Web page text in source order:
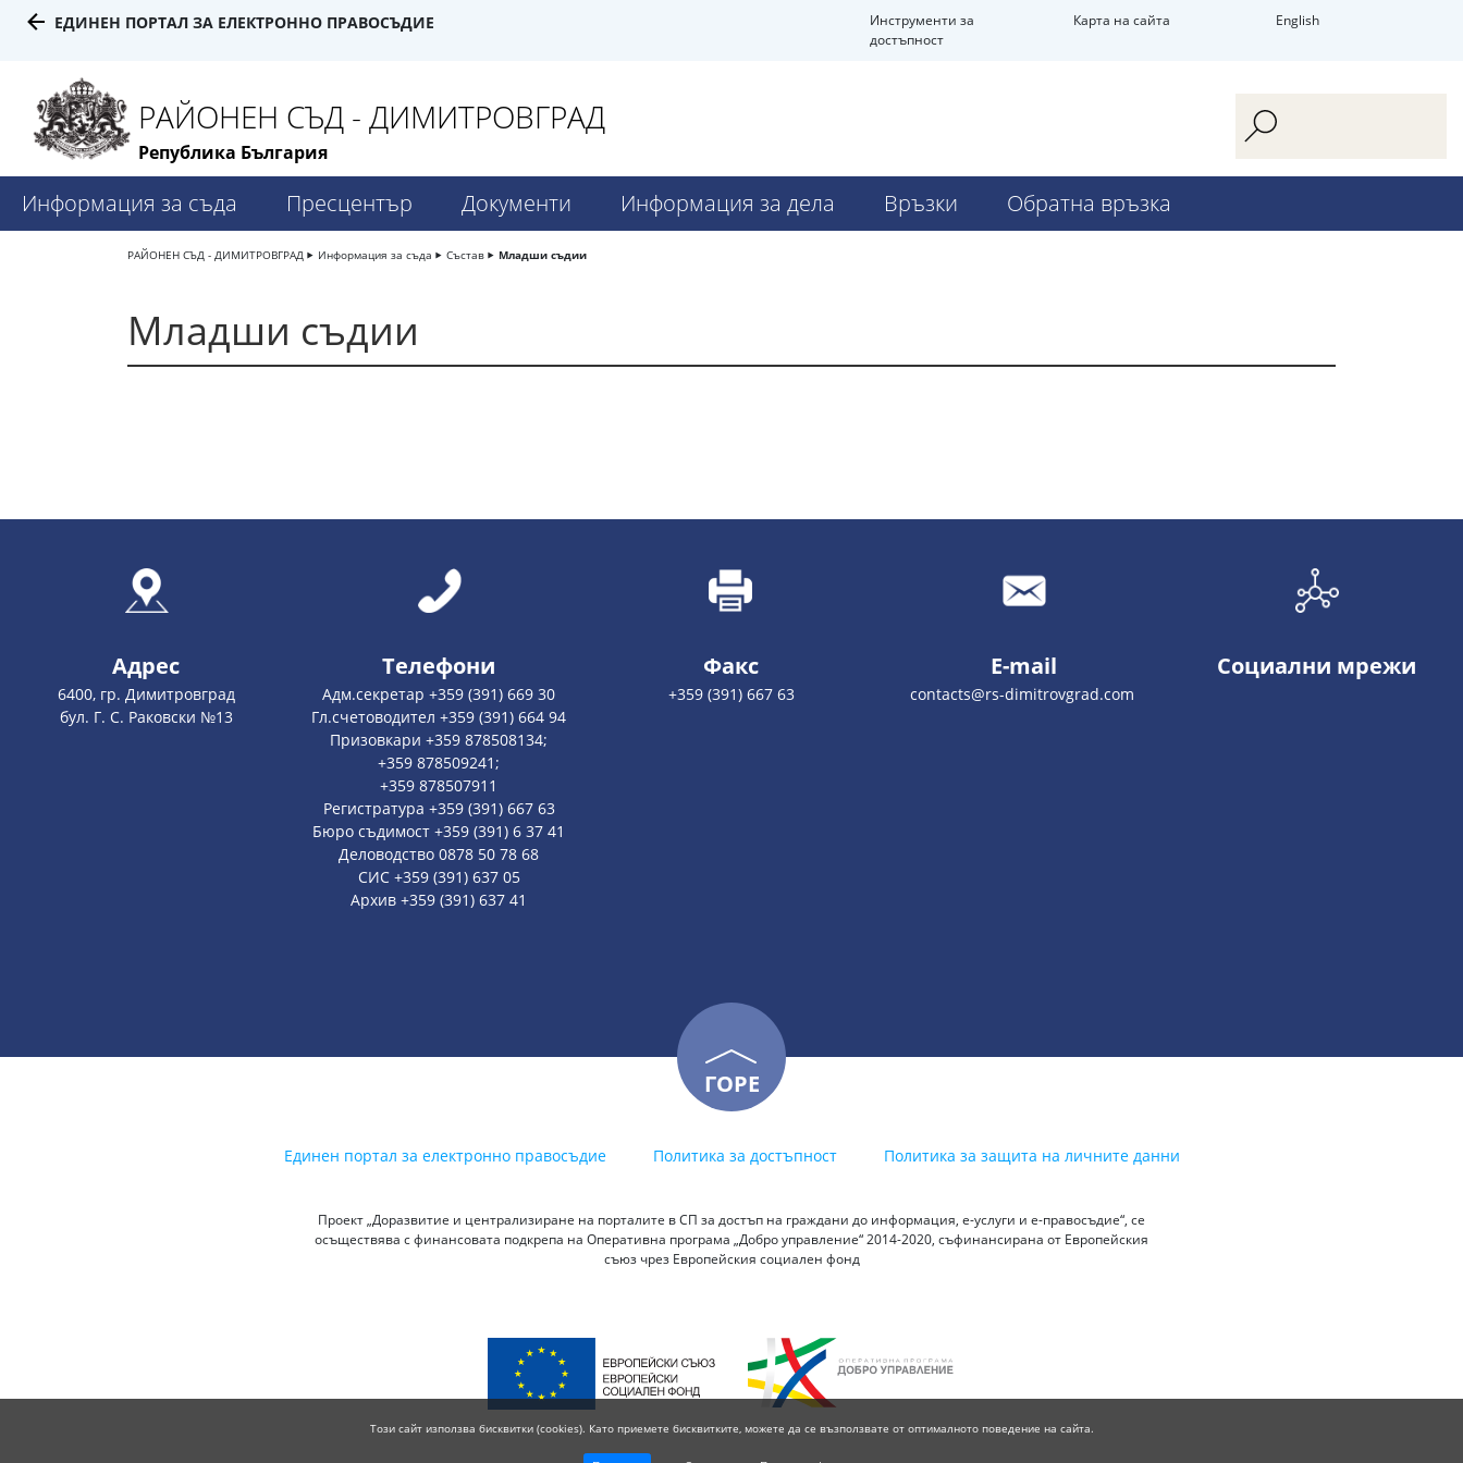
ЕДИНЕН ПОРТАЛ ЗА ЕЛЕКТРОННО ПРАВОСЪДИЕ
Инструменти за
достъпност
Карта на сайта English
РАЙОНЕН СЪД - ДИМИТРОВГРАД
Република България
Информация за съда Пресцентър Документи Информация за дела Връзки Обратна връзка
РАЙОНЕН СЪД - ДИМИТРОВГРАД Информация за съда Състав Младши съдии
Младши съдии
Адрес
6400, гр. Димитровград
бул. Г. С. Раковски №13
Телефони
Адм.секретар +359 (391) 669 30
Гл.счетоводител +359 (391) 664 94
Призовкари +359 878508134;
+359 878509241;
+359 878507911
Регистратура +359 (391) 667 63
Бюро съдимост +359 (391) 6 37 41
Деловодство 0878 50 78 68
СИС +359 (391) 637 05
Архив +359 (391) 637 41
Факс
+359 (391) 667 63
E-mail
contacts@rs-dimitrovgrad.com
Социални мрежи
ГОРЕ
Единен портал за електронно правосъдие Политика за достъпност Политика за защита на личните данни
Проект „Доразвитие и централизиране на порталите в СП за достъп на граждани до информация, е-услуги и е-правосъдие“, се
осъществява с финансовата подкрепа на Оперативна програма „Добро управление“ 2014-2020, съфинансирана от Европейския
съюз чрез Европейския социален фонд
Този сайт използва бисквитки (cookies). Като приемете бисквитките, можете да се възползвате от оптималното поведение на сайта.